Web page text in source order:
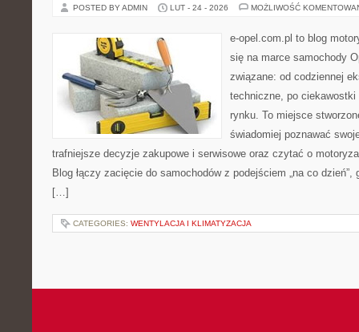
POSTED BY ADMIN LUT - 24 - 2026 MOŻLIWOŚĆ
e-opel.com.pl to blog
się na marce samochody
związane: od codziennej
techniczne, po
rynku. To miejsce
świadomiej poznawać
trafniejsze decyzje zakupowe i serwisowe oraz czytać o
Blog łączy zacięcie do samochodów z podejściem „na co
[…]
CATEGORIES: WENTYLACJA I KLIMATYZACJA